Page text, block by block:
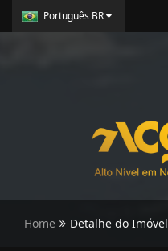
Português BR
Home Detalhe do Imóvel